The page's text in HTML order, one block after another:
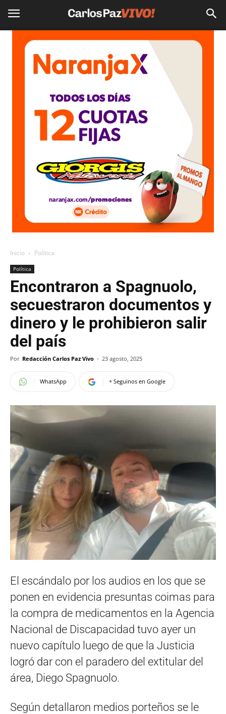
Inicio Política
Política
Encontraron a Spagnuolo,
secuestraron documentos y
dinero y le prohibieron salir
del país
Por Redacción Carlos Paz Vivo - 23 agosto, 2025
WhatsApp + Seguinos en Google
El escándalo por los audios en los que se
ponen en evidencia presuntas coimas para
la compra de medicamentos en la Agencia
Nacional de Discapacidad tuvo ayer un
nuevo capítulo luego de que la Justicia
logró dar con el paradero del extitular del
área, Diego Spagnuolo.
Según detallaron medios porteños se le